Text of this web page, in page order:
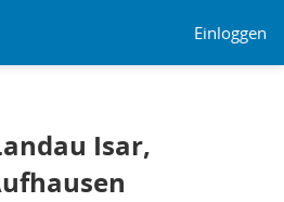
Einloggen
Isar,